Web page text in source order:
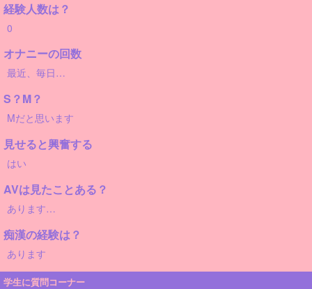
経験人数は？
0
オナニーの回数
最近、毎日…
S？M？
Mだと思います
見せると興奮する
はい
AVは見たことある？
あります…
痴漢の経験は？
あります
学生に質問コーナー